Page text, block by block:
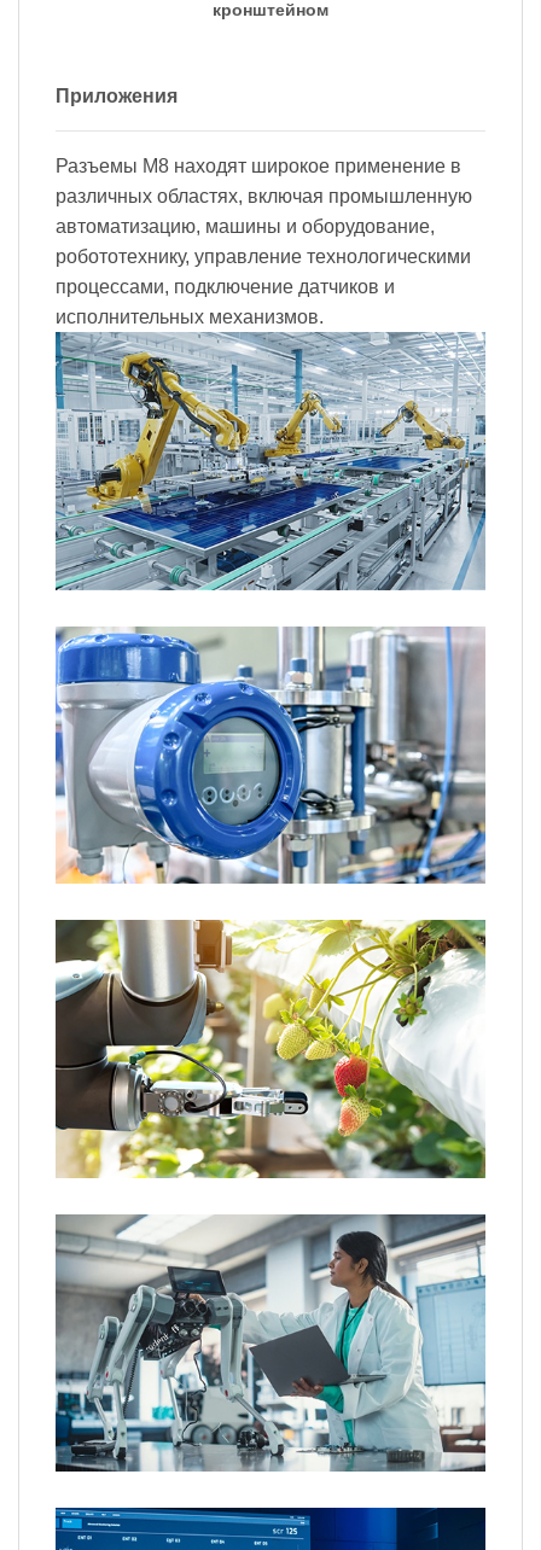
кронштейном
Приложения
Разъемы M8 находят широкое применение в
различных областях, включая промышленную
автоматизацию, машины и оборудование,
робототехнику, управление технологическими
процессами, подключение датчиков и
исполнительных механизмов.